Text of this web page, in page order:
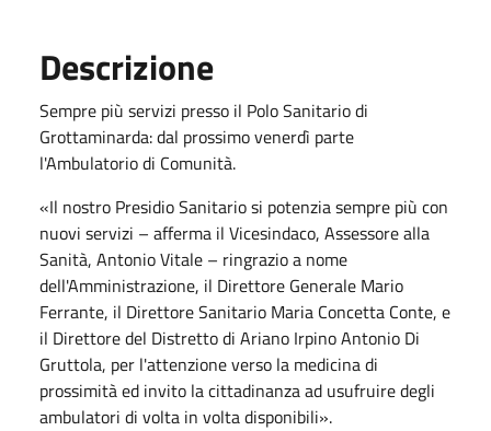
Descrizione
Sempre più servizi presso il Polo Sanitario di
Grottaminarda: dal prossimo venerdì parte
l'Ambulatorio di Comunità.
«Il nostro Presidio Sanitario si potenzia sempre più con
nuovi servizi – afferma il Vicesindaco, Assessore alla
Sanità, Antonio Vitale – ringrazio a nome
dell'Amministrazione, il Direttore Generale Mario
Ferrante, il Direttore Sanitario Maria Concetta Conte, e
il Direttore del Distretto di Ariano Irpino Antonio Di
Gruttola, per l'attenzione verso la medicina di
prossimità ed invito la cittadinanza ad usufruire degli
ambulatori di volta in volta disponibili».